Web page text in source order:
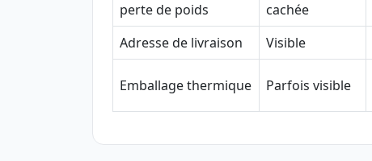
perte de poids
cachée
Adresse de livraison Visible
Emballage thermique Parfois visible